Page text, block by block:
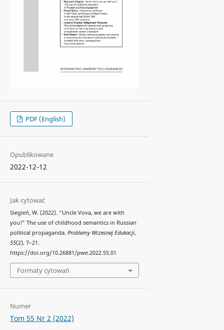
PDF (English)
Opublikowane
2022-12-12
Jak cytować
Siegień, W. (2022). “Uncle Vova, we are with
you!” The use of childhood semantics in Russian
political propaganda. Problemy Wczesnej Edukacji,
55(2), 7–21.
https://doi.org/10.26881/pwe.2022.55.01
Formaty cytowań
Numer
Tom 55 Nr 2 (2022)